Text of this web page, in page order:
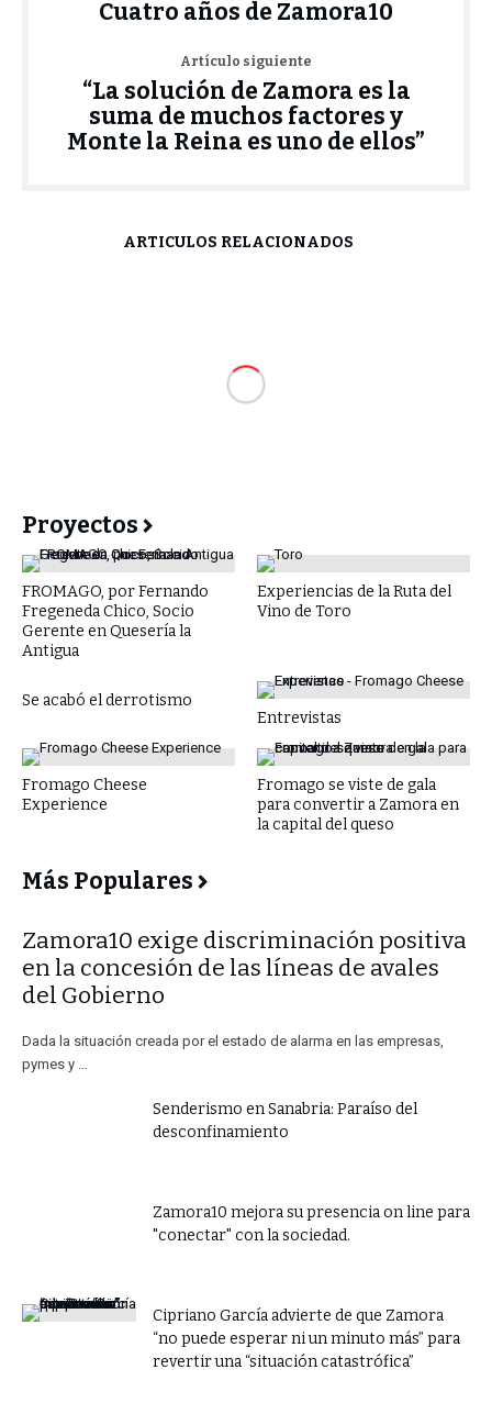
Cuatro años de Zamora10
Artículo siguiente
“La solución de Zamora es la
suma de muchos factores y
Monte la Reina es uno de ellos”
ARTÍCULOS RELACIONADOS
Proyectos
FROMAGO, por Fernando
Fregeneda Chico, Socio
Gerente en Quesería la
Antigua
Experiencias de la Ruta del
Vino de Toro
Se acabó el derrotismo
Entrevistas
Fromago Cheese
Experience
Fromago se viste de gala
para convertir a Zamora en
la capital del queso
Más Populares
​Zamora10 exige discriminación positiva
en la concesión de las líneas de avales
del Gobierno
Dada la situación creada por el estado de alarma en las empresas,
pymes y …
Senderismo en Sanabria: Paraíso del
desconfinamiento
Zamora10 mejora su presencia on line para
"conectar" con la sociedad.
​Cipriano García advierte de que Zamora
“no puede esperar ni un minuto más” para
revertir una “situación catastrófica”